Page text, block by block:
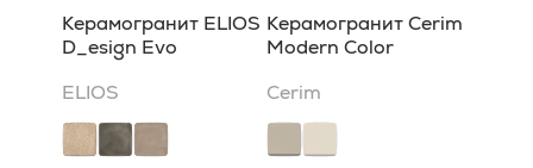
Керамогранит ELIOS
D_esign Evo
ELIOS
Керамогранит Cerim
Modern Color
Cerim